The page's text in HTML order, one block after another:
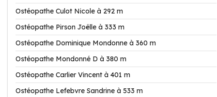
Ostéopathe Culot Nicole à 292 m
Ostéopathe Pirson Joëlle à 333 m
Ostéopathe Dominique Mondonne à 360 m
Ostéopathe Mondonné D à 380 m
Ostéopathe Carlier Vincent à 401 m
Ostéopathe Lefebvre Sandrine à 533 m